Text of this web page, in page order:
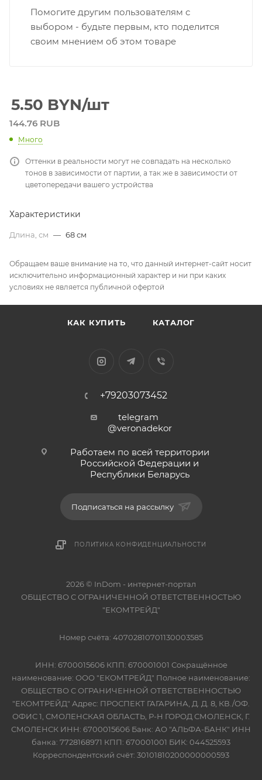
Помогите другим пользователям с
выбором - будьте первым, кто поделится
своим мнением об этом товаре
5.50 BYN/шт
144.76 RUB
Много
Оттенки в реальности могут не совпадать на несколько
тонов в зависимости от партии, а так же в зависимости от
цветопередачи вашего устройства
Характеристики
Длина, см — 68 см
Обращаем ваше внимание на то, что данный интернет-сайт носит
исключительно информационный характер и ни при каких
условиях не является публичной офертой
КАК КУПИТЬ КАТАЛОГ
+79203073452
telegram
@veronadekor
Работаем по всей территории
Российской Федерации и
Республики Беларусь
Подписаться на рассылку
ПОЛИТИКА КОНФИДЕНЦИАЛЬНОСТИ
2026 © InDom - интернет-портал
ОБЩЕСТВО С ОГРАНИЧЕННОЙ ОТВЕТСТВЕННОСТЬЮ
"ЕКОМТРЕЙД"
Номер счёта: 40702810701130003585
ИНН: 6700015606 КПП: 670001001 Сокращённое
наименование: ООО "ЕКОМТРЕЙД" Полное наименование:
ОБЩЕСТВО С ОГРАНИЧЕННОЙ ОТВЕТСТВЕННОСТЬЮ
"ЕКОМТРЕЙД" Адрес: ПРОСПЕКТ ГАГАРИНА, Д. Д. 8, КВ./ОФ.
ОФИС 1, СМОЛЕНСКАЯ ОБЛАСТЬ, Р-Н ГОРОД СМОЛЕНСК, Г.
СМОЛЕНСК ИНН: 6700015606 Банк: АО "АЛЬФА-БАНК" ИНН
банка: 7728168971 КПП: 670001001 БИК: 044525593
Корреспондентский счёт: 30101810200000000593